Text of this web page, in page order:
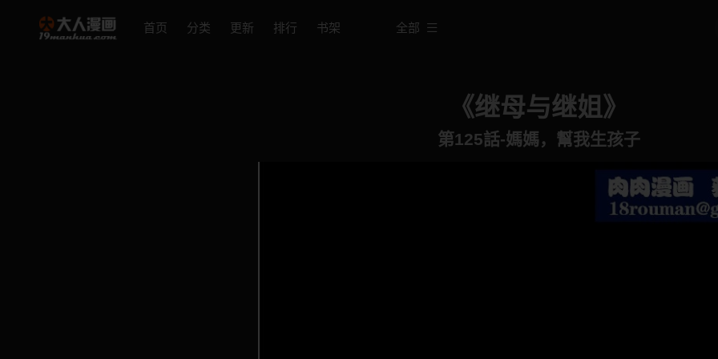
首页 分类 更新 排行 书架 全部
《继母与继姐》
第125話-媽媽，幫我生孩子